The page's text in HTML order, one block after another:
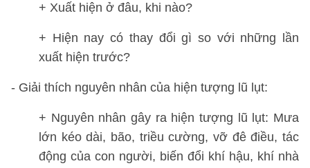
+ Xuất hiện ở đâu, khi nào?
+ Hiện nay có thay đổi gì so với những lần
xuất hiện trước?
- Giải thích nguyên nhân của hiện tượng lũ lụt:
+ Nguyên nhân gây ra hiện tượng lũ lụt: Mưa
lớn kéo dài, bão, triều cường, vỡ đê điều, tác
động của con người, biến đổi khí hậu, khí nhà